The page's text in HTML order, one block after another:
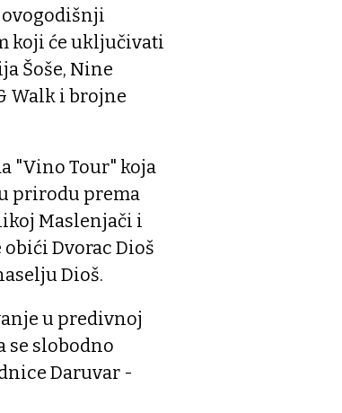
ovogodišnji
koji će uključivati
Šoše, Nine
Walk i brojne
"Vino Tour" koja
prirodu prema
Maslenjači i
Dvorac Dioš
Dioš.
u predivnoj
se slobodno
Daruvar -